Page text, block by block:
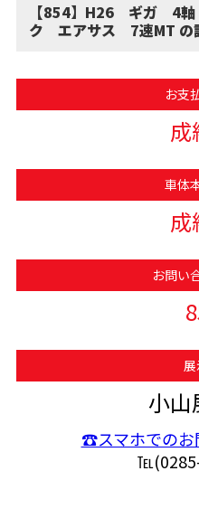
【854】H26 ギガ 4軸
ク エアサス 7速MT の
お支
成
車体
成
お問い
小山
☎スマホでのお